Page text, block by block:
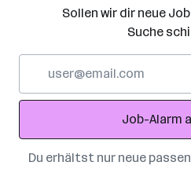
Sollen wir dir neue
Suche
Adresse
Job-Alarm
Du erhältst nur neue